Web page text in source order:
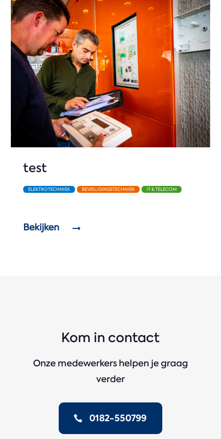
test
ELEKTROTECHNIEK BEVEILIGINGSTECHNIEK IT & TELECOM
Bekijken
Kom in contact
Onze medewerkers helpen je graag
verder
0182-550799